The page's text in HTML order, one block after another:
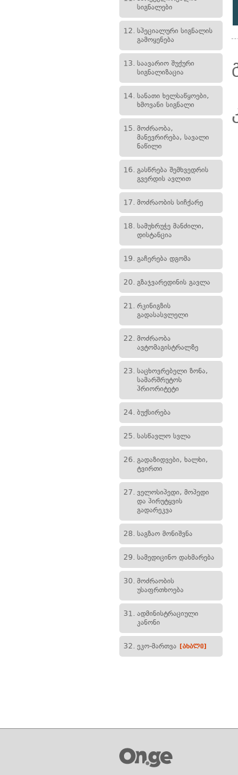
სიგნალები
12. სპეციალური სიგნალის
გამოყენება
13. საავარიო შუქური
სიგნალიზაცია
14. სანათი ხელსაწყოები,
ხმოვანი სიგნალი
15. მოძრაობა,
მანევრირება, სავალი
ნაწილი
16. გასწრება შემხვედრის
გვერდის ავლით
17. მოძრაობის სიჩქარე
18. სამუხრუჭე მანძილი,
დისტანცია
19. გაჩერება დგომა
20. გზაჯვარედინის გავლა
21. რკინიგზის
გადასასვლელი
22. მოძრაობა
ავტომაგისტრალზე
23. საცხოვრებელი ზონა,
სამარშრუტოს
პრიორიტეტი
24. ბუქსირება
25. სასწავლო სვლა
26. გადაზიდვები, ხალხი,
ტვირთი
27. ველოსიპედი, მოპედი
და პირუტყვის
გადარეკვა
28. საგზაო მონიშვნა
29. სამედიცინო დახმარება
30. მოძრაობის
უსაფრთხოება
31. ადმინისტრაციული
კანონი
32. ეკო-მართვა [ახალი]